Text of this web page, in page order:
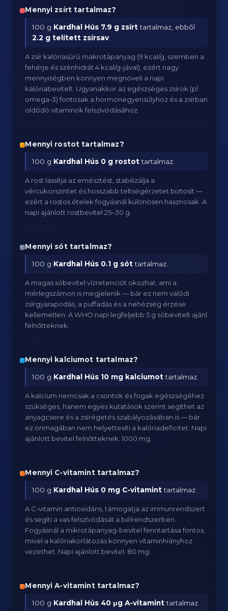
Mennyi zsírt tartalmaz?
100 g Kardhal Hús 7.9 g zsírttartalmaz, ebből
2.2 g telített zsírsav
A zsír kalóriasűrű makrotápanyag (9 kcal/g, szemben a
fehérje és szénhidrát 4 kcal/g-jával), ezért nagy
mennyiségben könnyen megnöveli a napi
kalóriabevitelt. Ugyanakkor az egészséges zsírok (pl.
omega-3) fontosak a hormonegyensúlyhoz és a zsírban
oldódó vitaminok felszívódásához.
Mennyi rostot tartalmaz?
100 g Kardhal Hús 0 g rostottartalmaz.
A rost lassítja az emésztést, stabilizálja a
vércukorszintet és hosszabb teltségérzetet biztosít —
ezért a rostos ételek fogyásnál különösen hasznosak. A
napi ajánlott rostbevitel 25–30 g.
Mennyi sót tartalmaz?
100 g Kardhal Hús 0.1 g sóttartalmaz.
A magas sóbevitel vízretenciót okozhat, ami a
mérlegszámon is megjelenik — bár ez nem valódi
zsírgyarapodás, a puffadás és a nehézség érzése
kellemetlen. A WHO napi legfeljebb 5 g sóbevitelt ajánl
felnőtteknek.
Mennyi kalciumot tartalmaz?
100 g Kardhal Hús 10 mg kalciumottartalmaz.
A kalcium nemcsak a csontok és fogak egészségéhez
szükséges, hanem egyes kutatások szerint segíthet az
anyagcsere és a zsírégetés szabályozásában is — bár
ez önmagában nem helyettesíti a kalóriadeficitet. Napi
ajánlott bevitel felnőtteknek: 1000 mg.
Mennyi C-vitamint tartalmaz?
100 g Kardhal Hús 0 mg C-vitaminttartalmaz.
A C-vitamin antioxidáns, támogatja az immunrendszert
és segíti a vas felszívódását a bélrendszerben.
Fogyásnál a mikrotápanyag-bevitel fenntartása fontos,
mivel a kalóriakorlátozás könnyen vitaminhiányhoz
vezethet. Napi ajánlott bevitel: 80 mg.
Mennyi A-vitamint tartalmaz?
100 g Kardhal Hús 40 μg A-vitaminttartalmaz.